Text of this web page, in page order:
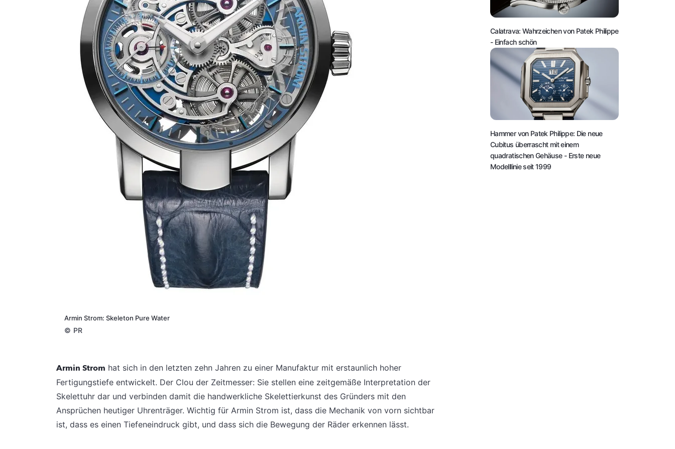
Armin Strom: Skeleton Pure Water
© PR
Armin Strom hat sich in den letzten zehn Jahren zu einer Manufaktur mit erstaunlich hoher
Fertigungstiefe entwickelt. Der Clou der Zeitmesser: Sie stellen eine zeitgemäße Interpretation der
Skelettuhr dar und verbinden damit die handwerkliche Skelettierkunst des Gründers mit den
Ansprüchen heutiger Uhrenträger. Wichtig für Armin Strom ist, dass die ­Mechanik von vorn sichtbar
ist, dass es einen Tiefeneindruck gibt, und dass sich die Bewegung der Räder erkennen lässt.
Calatrava: Wahrzeichen von Patek Philippe
- Einfach schön
Hammer von Patek Philippe: Die neue
Cubitus überrascht mit einem
quadratischen Gehäuse - Erste neue
Modelllinie seit 1999